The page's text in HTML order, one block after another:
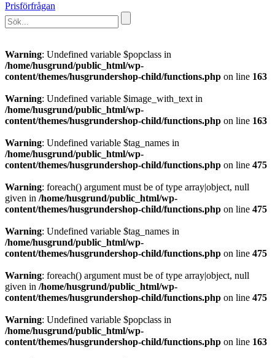
Prisförfrågan
Warning: Undefined variable $popclass in
/home/husgrund/public_html/wp-
content/themes/husgrundershop-child/functions.php on line 163
Warning: Undefined variable $image_with_text in
/home/husgrund/public_html/wp-
content/themes/husgrundershop-child/functions.php on line 163
Warning: Undefined variable $tag_names in
/home/husgrund/public_html/wp-
content/themes/husgrundershop-child/functions.php on line 475
Warning: foreach() argument must be of type array|object, null
given in /home/husgrund/public_html/wp-
content/themes/husgrundershop-child/functions.php on line 475
Warning: Undefined variable $tag_names in
/home/husgrund/public_html/wp-
content/themes/husgrundershop-child/functions.php on line 475
Warning: foreach() argument must be of type array|object, null
given in /home/husgrund/public_html/wp-
content/themes/husgrundershop-child/functions.php on line 475
Warning: Undefined variable $popclass in
/home/husgrund/public_html/wp-
content/themes/husgrundershop-child/functions.php on line 163